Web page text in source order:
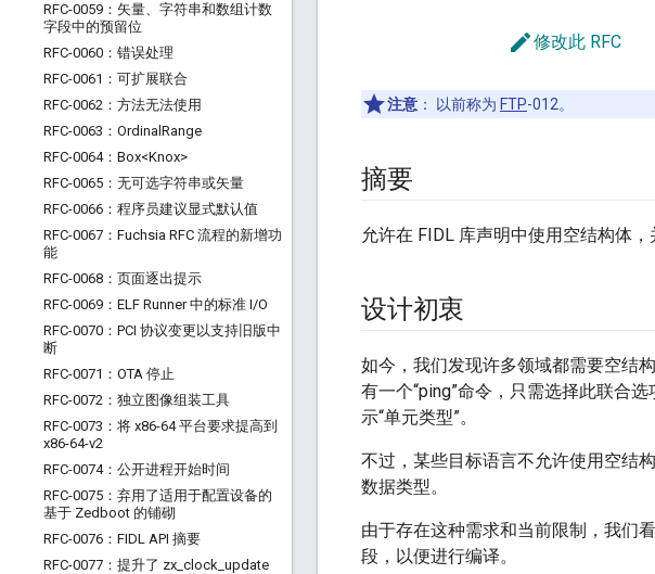
RFC-0059：矢量、字符串和数组计数
字段中的预留位
RFC-0060：错误处理
RFC-0061：可扩展联合
RFC-0062：方法无法使用
RFC-0063：Ordinal Range
RFC-0064：Box<Knox>
RFC-0065：无可选字符串或矢量
RFC-0066：程序员建议显式默认值
RFC-0067：Fuchsia RFC 流程的新增功
能
RFC-0068：页面逐出提示
RFC-0069：ELF Runner 中的标准 I/O
RFC-0070：PCI 协议变更以支持旧版中
断
RFC-0071：OTA 停止
RFC-0072：独立图像组装工具
RFC-0073：将 x86-64 平台要求提高到
x86-64-v2
RFC-0074：公开进程开始时间
RFC-0075：弃用了适用于配置设备的
基于 Zedboot 的铺砌
RFC-0076：FIDL API 摘要
RFC-0077：提升了 zx clock update
edit修改此 RFC
注意 ： 以前称为 FTP-012。
摘要
允许在 FIDL 库声明中使用空结构体
设计初衷
如今，我们发现许多领域都需要空结
有一个“ping”命令，只需选择此联合
示“单元类型”。
不过，某些目标语言不允许使用空结
数据类型。
由于存在这种需求和当前限制，我们
段，以便进行编译。